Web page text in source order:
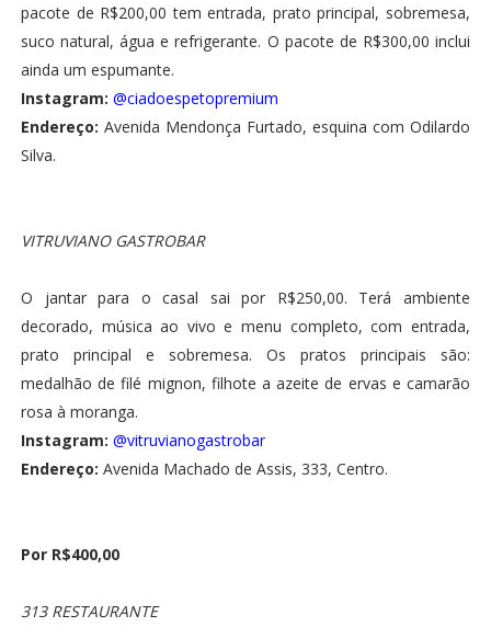
pacote de R$200,00 tem entrada, prato principal, sobremesa,
suco natural, água e refrigerante. O pacote de R$300,00 inclui
ainda um espumante.
Instagram: @ciadoespetopremium
Endereço: Avenida Mendonça Furtado, esquina com Odilardo
Silva.
VITRUVIANO GASTROBAR
O jantar para o casal sai por R$250,00. Terá ambiente
decorado, música ao vivo e menu completo, com entrada,
prato principal e sobremesa. Os pratos principais são:
medalhão de filé mignon, filhote a azeite de ervas e camarão
rosa à moranga.
Instagram: @vitruvianogastrobar
Endereço: Avenida Machado de Assis, 333, Centro.
Por R$400,00
313 RESTAURANTE